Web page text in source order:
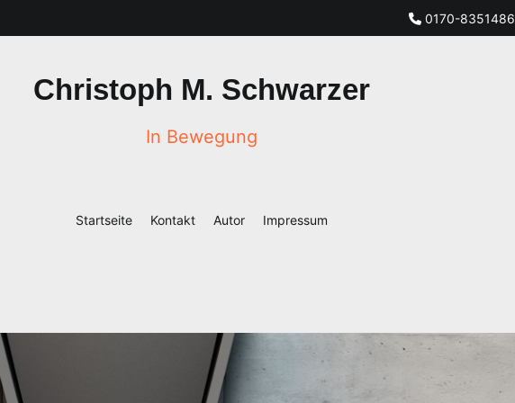
0170-8351486
Christoph M. Schwarzer
In Bewegung
Startseite Kontakt Autor Impressum